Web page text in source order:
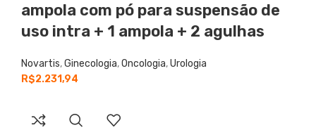
ampola com pó para suspensão de
uso intra + 1 ampola + 2 agulhas
Novartis,Ginecologia,Oncologia,Urologia
R$2.231,94